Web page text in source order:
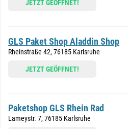
JETZT GEÖFFNET!
GLS Paket Shop Aladdin Shop
Rheinstraße 42, 76185 Karlsruhe
JETZT GEÖFFNET!
Paketshop GLS Rhein Rad
Lameystr. 7, 76185 Karlsruhe